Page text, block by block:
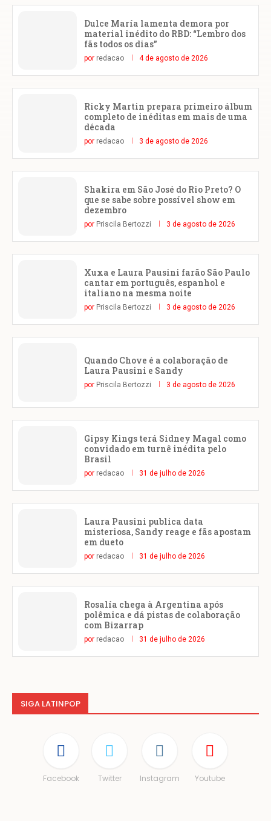
Dulce María lamenta demora por
material inédito do RBD: “Lembro dos
fãs todos os dias”
por redacao 4 de agosto de 2026
Ricky Martin prepara primeiro álbum
completo de inéditas em mais de uma
década
por redacao 3 de agosto de 2026
Shakira em São José do Rio Preto? O
que se sabe sobre possível show em
dezembro
por Priscila Bertozzi 3 de agosto de 2026
Xuxa e Laura Pausini farão São Paulo
cantar em português, espanhol e
italiano na mesma noite
por Priscila Bertozzi 3 de agosto de 2026
Quando Chove é a colaboração de
Laura Pausini e Sandy
por Priscila Bertozzi 3 de agosto de 2026
Gipsy Kings terá Sidney Magal como
convidado em turnê inédita pelo
Brasil
por redacao 31 de julho de 2026
Laura Pausini publica data
misteriosa, Sandy reage e fãs apostam
em dueto
por redacao 31 de julho de 2026
Rosalía chega à Argentina após
polêmica e dá pistas de colaboração
com Bizarrap
por redacao 31 de julho de 2026
SIGA LATINPOP
Facebook Twitter Instagram Youtube